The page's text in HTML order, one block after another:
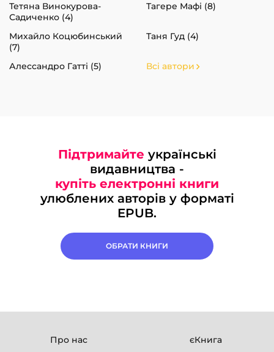
Тетяна Винокурова-
Садиченко (4)
Тагере Мафі (8)
Михайло Коцюбинський
(7)
Таня Гуд (4)
Алессандро Гатті (5) Всі автори
Підтримайте українські
видавництва -
купіть електронні книги
улюблених авторів у форматі
EPUB.
ОБРАТИ КНИГИ
Про нас єКнига